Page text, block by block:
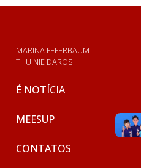
MARINA FEFERBAUM
THUINIE DAROS
É NOTÍCIA
MEESUP
CONTATOS